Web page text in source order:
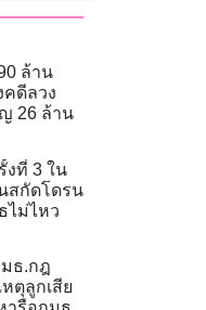
ล้าน
คดีลวง
26 ล้าน
งที่ 3 ใน
สกัดโดรน
ไม่ไหว
มธ.กฎ
ตุลูกเสีย